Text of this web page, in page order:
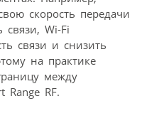
скорость передачи
Wi-Fi
связи и снизить
на практике
между
Range RF.